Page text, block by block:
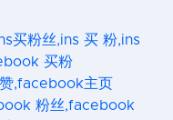
买粉丝,ins 买 粉,ins
买粉
,facebook主页
粉丝,facebook